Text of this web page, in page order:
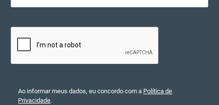
Ao informar meus dados, eu concordo com a Política de
Privacidade.